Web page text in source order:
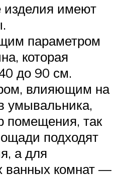
изделия имеют
параметром
которая
до 90 см.
влияющим на
умывальника,
помещения, так
подходят
а для
ванных комнат —